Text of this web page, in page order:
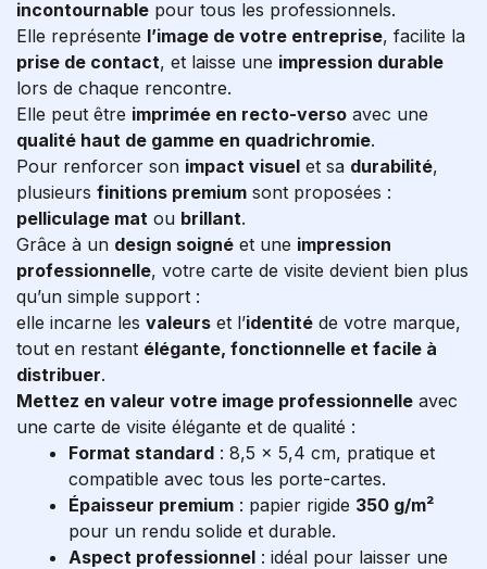
incontournable pour tous les professionnels.
Elle représente l’image de votre entreprise, facilite la
prise de contact, et laisse une impression durable
lors de chaque rencontre.
Elle peut être imprimée en recto-verso avec une
qualité haut de gamme en quadrichromie.
Pour renforcer son impact visuel et sa durabilité,
plusieurs finitions premium sont proposées :
pelliculage mat ou brillant.
Grâce à un design soigné et une impression
professionnelle, votre carte de visite devient bien plus
qu’un simple support :
elle incarne les valeurs et l’identité de votre marque,
tout en restant élégante, fonctionnelle et facile à
distribuer.
Mettez en valeur votre image professionnelle avec
une carte de visite élégante et de qualité :
Format standard : 8,5 x 5,4 cm, pratique et
compatible avec tous les porte-cartes.
Épaisseur premium : papier rigide 350 g/m²
pour un rendu solide et durable.
Aspect professionnel : idéal pour laisser une